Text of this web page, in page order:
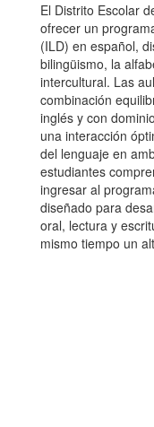
El Distrito Escolar
ofrecer un
(ILD) en español,
bilingüismo, la
intercultural. Las
combinación
inglés y con
una interacción
del lenguaje en
estudiantes
ingresar al
diseñado para
oral, lectura y
mismo tiempo un